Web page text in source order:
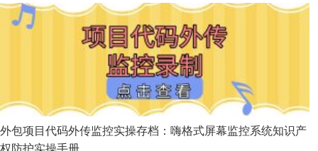
外包项目代码外传监控实操存档：嗨格式屏幕监控系统知识产
权防护实操手册